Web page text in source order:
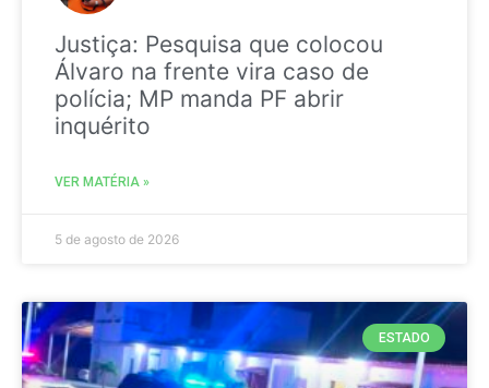
Justiça: Pesquisa que colocou
Álvaro na frente vira caso de
polícia; MP manda PF abrir
inquérito
VER MATÉRIA »
5 de agosto de 2026
ESTADO